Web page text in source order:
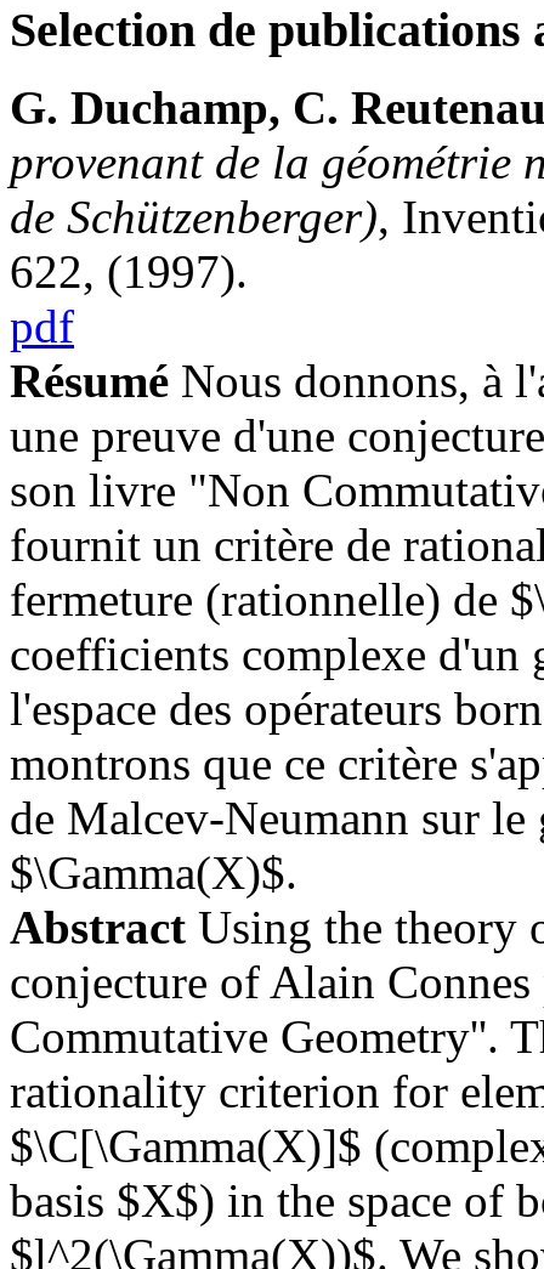
Selection de publications
G. Duchamp, C.
provenant de la géométrie
de Schützenberger),
622, (1997).
pdf
Résumé Nous donnons, à
une preuve d'une
son livre "Non
fournit un critère de
fermeture (rationnelle) de
coefficients complexe d'un
l'espace des opérateurs
montrons que ce critère
de Malcev-Neumann sur
$\Gamma(X)$.
Abstract Using the theory
conjecture of Alain
Commutative Geometry''.
rationality criterion for
$\C[\Gamma(X)]$
basis $X$) in the space of
$l^2(\Gamma(X))$. We